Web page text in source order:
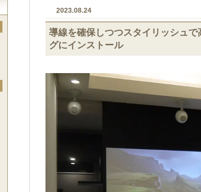
2023.08.24
導線を確保しつつスタイリッシュ
グにインストール